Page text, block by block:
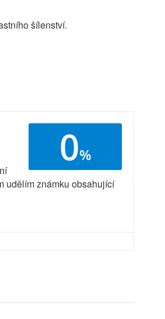
šílenství.
0%
udělím známku obsahující